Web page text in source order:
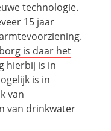
technologie.
15 jaar
is daar het
hierbij is in
is in
van
van drinkwater